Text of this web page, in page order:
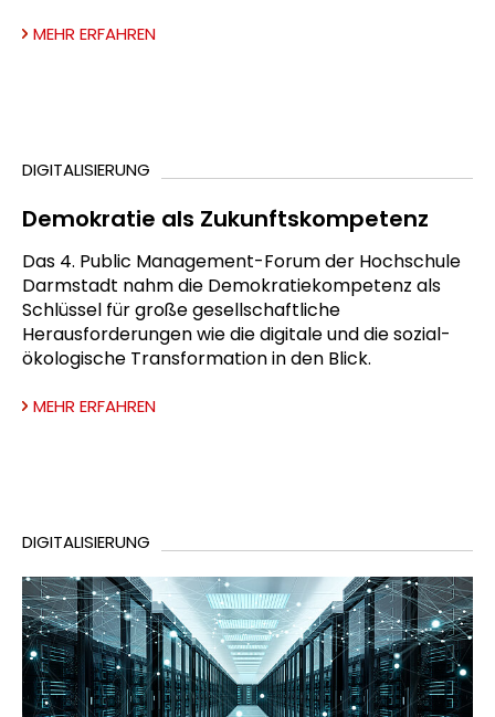
MEHR ERFAHREN
DIGITALISIERUNG
Demokratie als Zukunftskompetenz
Das 4. Public Management-Forum der Hochschule
Darmstadt nahm die Demokratiekompetenz als
Schlüssel für große gesellschaftliche
Herausforderungen wie die digitale und die sozial-
ökologische Transformation in den Blick.
MEHR ERFAHREN
DIGITALISIERUNG